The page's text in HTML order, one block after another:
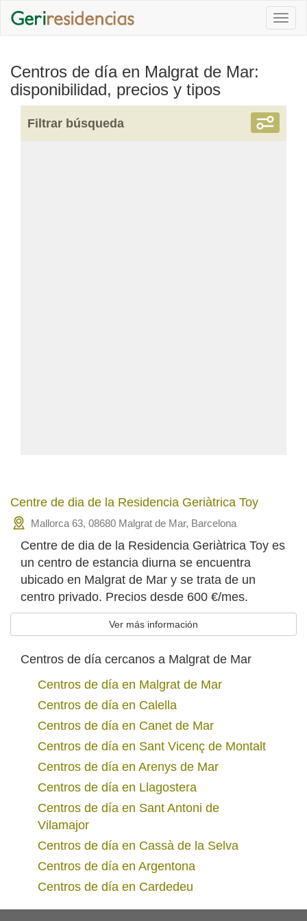
Centros de día en Malgrat de Mar:
disponibilidad, precios y tipos
Filtrar búsqueda
Centre de dia de la Residencia Geriàtrica Toy
Mallorca 63, 08680 Malgrat de Mar, Barcelona
Centre de dia de la Residencia Geriàtrica Toy es
un centro de estancia diurna se encuentra
ubicado en Malgrat de Mar y se trata de un
centro privado. Precios desde 600 €/mes.
Ver más información
Centros de día cercanos a Malgrat de Mar
Centros de día en Malgrat de Mar
Centros de día en Calella
Centros de día en Canet de Mar
Centros de día en Sant Vicenç de Montalt
Centros de día en Arenys de Mar
Centros de día en Llagostera
Centros de día en Sant Antoni de
Vilamajor
Centros de día en Cassà de la Selva
Centros de día en Argentona
Centros de día en Cardedeu